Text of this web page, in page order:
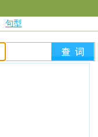
句型